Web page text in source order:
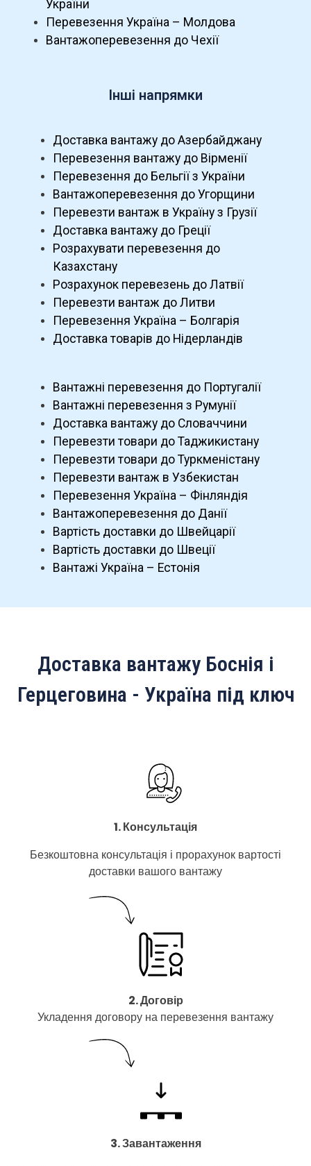
України
Перевезення Україна – Молдова
Вантажоперевезення до Чехії
Інші напрямки
Доставка вантажу до Азербайджану
Перевезення вантажу до Вірменії
Перевезення до Бельгії з України
Вантажоперевезення до Угорщини
Перевезти вантаж в Україну з Грузії
Доставка вантажу до Греції
Розрахувати перевезення до
Казахстану
Розрахунок перевезень до Латвії
Перевезти вантаж до Литви
Перевезення Україна – Болгарія
Доставка товарів до Нідерландів
Вантажні перевезення до Португалії
Вантажні перевезення з Румунії
Доставка вантажу до Словаччини
Перевезти товари до Таджикистану
Перевезти товари до Туркменістану
Перевезти вантаж в Узбекистан
Перевезення Україна – Фінляндія
Вантажоперевезення до Данії
Вартість доставки до Швейцарії
Вартість доставки до Швеції
Вантажі Україна – Естонія
Доставка вантажу Боснія і
Герцеговина - Україна під ключ
1. Консультація
Безкоштовна консультація і прорахунок вартості
доставки вашого вантажу
2. Договір
Укладення договору на перевезення вантажу
3. Завантаження